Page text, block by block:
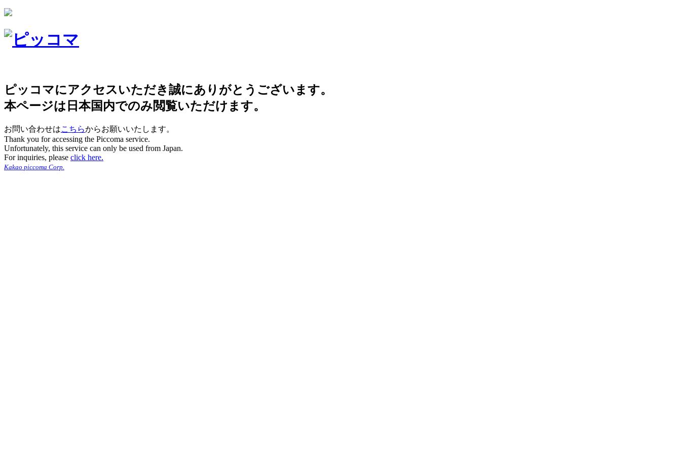
ピッコマにアクセスいただき誠にありがとうございます。
本ページは日本国内でのみ閲覧いただけます。
お問い合わせはこちらからお願いいたします。
Thank you for accessing the Piccoma service.
Unfortunately, this service can only be used from Japan.
For inquiries, please click here.
Kakao piccoma Corp.